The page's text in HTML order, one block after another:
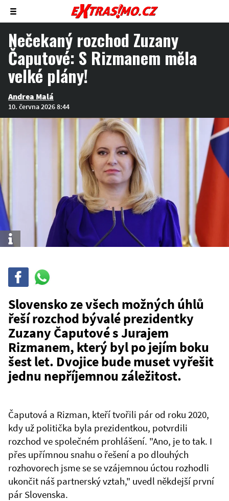
Zobrazit/skrýt
menu
Nečekaný rozchod Zuzany
Čaputové: S Rizmanem měla
velké plány!
Andrea Malá
10. června 2026 8:44
Info
Sdílej
WhatsAppu
Slovensko ze všech možných úhlů
řeší rozchod bývalé prezidentky
Zuzany Čaputové s Jurajem
Rizmanem, který byl po jejím boku
šest let. Dvojice bude muset vyřešit
jednu nepříjemnou záležitost.
Čaputová a Rizman, kteří tvořili pár od roku 2020,
kdy už politička byla prezidentkou, potvrdili
rozchod ve společném prohlášení. "Ano, je to tak. I
přes upřímnou snahu o řešení a po dlouhých
rozhovorech jsme se se vzájemnou úctou rozhodli
ukončit náš partnerský vztah," uvedl někdejší první
pár Slovenska.